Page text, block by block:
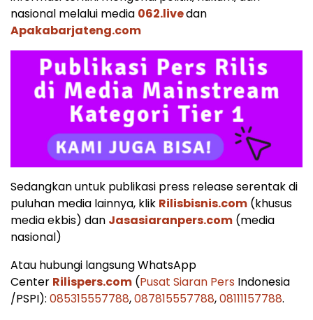
nasional melalui media 062.livedan
Apakabarjateng.com
Sedangkan untuk publikasi press release serentak di
puluhan media lainnya, klik Rilisbisnis.com (khusus
media ekbis) dan Jasasiaranpers.com (media
nasional)
Atau hubungi langsung WhatsApp
Center Rilispers.com (Pusat Siaran Pers Indonesia
/PSPI): 085315557788,087815557788,08111157788.